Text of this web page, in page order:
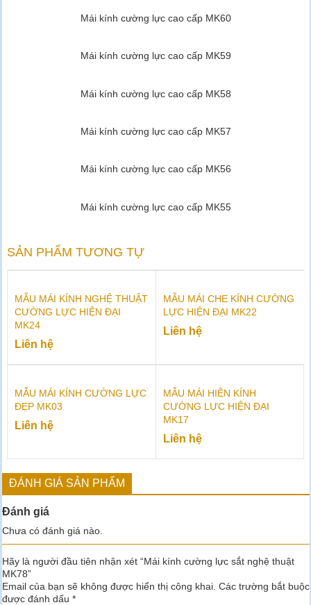
Mái kính cường lực cao cấp MK60
Mái kính cường lực cao cấp MK59
Mái kính cường lực cao cấp MK58
Mái kính cường lực cao cấp MK57
Mái kính cường lực cao cấp MK56
Mái kính cường lực cao cấp MK55
SẢN PHẨM TƯƠNG TỰ
MẪU MÁI KÍNH NGHỆ THUẬT
CƯỜNG LỰC HIỆN ĐẠI
MK24
Liên hệ
MẪU MÁI CHE KÍNH CƯỜNG
LỰC HIỆN ĐẠI MK22
Liên hệ
MẪU MÁI KÍNH CƯỜNG LỰC
ĐẸP MK03
Liên hệ
MẪU MÁI HIÊN KÍNH
CƯỜNG LỰC HIỆN ĐẠI
MK17
Liên hệ
ĐÁNH GIÁ SẢN PHẨM
Đánh giá
Chưa có đánh giá nào.
Hãy là người đầu tiên nhận xét “Mái kính cường lực sắt nghệ thuật
MK78”
Email của bạn sẽ không được hiển thị công khai. Các trường bắt buộc
được đánh dấu *